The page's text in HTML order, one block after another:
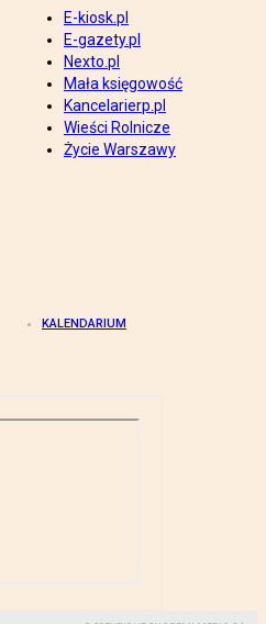
E-kiosk.pl
E-gazety.pl
Nexto.pl
Mała księgowość
Kancelarierp.pl
Wieści Rolnicze
Życie Warszawy
KALENDARIUM